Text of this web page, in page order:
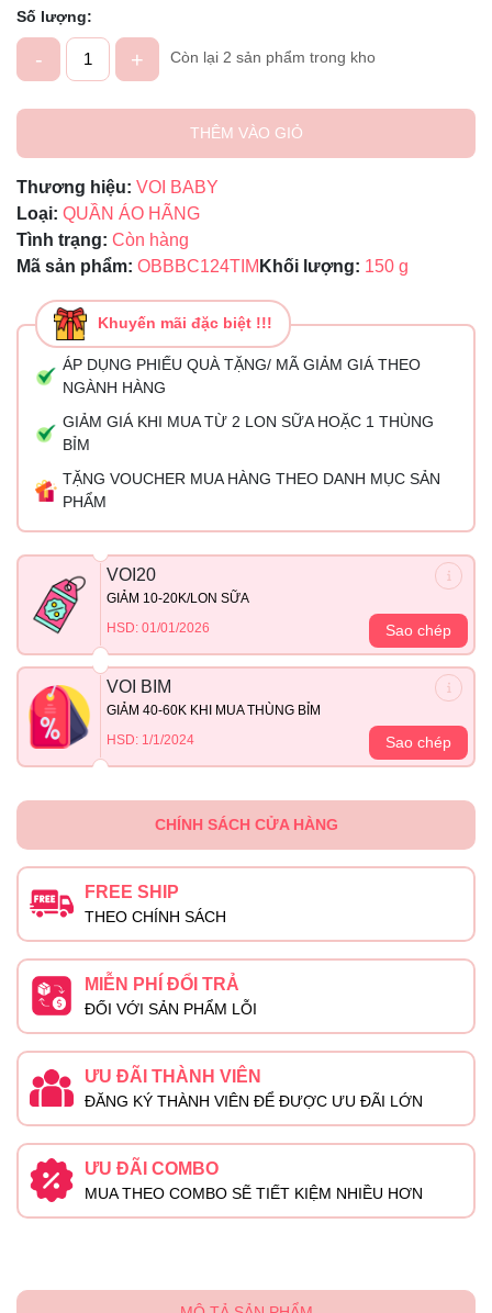
Số lượng:
- + Còn lại 2 sản phẩm trong kho
THÊM VÀO GIỎ
Thương hiệu: VOI BABY
Loại: QUẦN ÁO HÃNG
Tình trạng: Còn hàng
Mã sản phẩm: OBBBC124TIM Khối lượng: 150 g
Khuyến mãi đặc biệt !!!
ÁP DỤNG PHIẾU QUÀ TẶNG/ MÃ GIẢM GIÁ THEO
NGÀNH HÀNG
GIẢM GIÁ KHI MUA TỪ 2 LON SỮA HOẶC 1 THÙNG
BỈM
TẶNG VOUCHER MUA HÀNG THEO DANH MỤC SẢN
PHẨM
VOI20
GIẢM 10-20K/LON SỮA
HSD: 01/01/2026
Sao chép
VOI BIM
GIẢM 40-60K KHI MUA THÙNG BỈM
HSD: 1/1/2024
Sao chép
CHÍNH SÁCH CỬA HÀNG
FREE SHIP
THEO CHÍNH SÁCH
MIỄN PHÍ ĐỔI TRẢ
ĐỐI VỚI SẢN PHẨM LỖI
ƯU ĐÃI THÀNH VIÊN
ĐĂNG KÝ THÀNH VIÊN ĐỂ ĐƯỢC ƯU ĐÃI LỚN
ƯU ĐÃI COMBO
MUA THEO COMBO SẼ TIẾT KIỆM NHIỀU HƠN